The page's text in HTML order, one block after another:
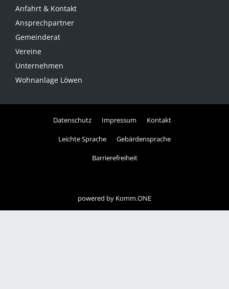
Anfahrt & Kontakt
Ansprechpartner
Gemeinderat
Vereine
Unternehmen
Wohnanlage Löwen
Datenschutz Impressum Kontakt
Leichte Sprache Gebärdensprache
Barrierefreiheit
powered by Komm.ONE